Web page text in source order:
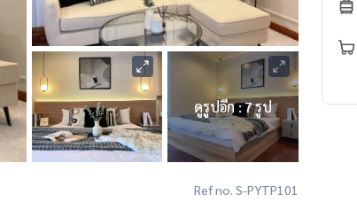
ดูรูปอีก : 7 รูป
Ref no. S-PYTP101